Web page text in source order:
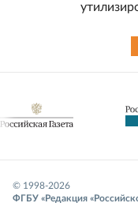
© 1998-2026
ФГБУ «Редакция